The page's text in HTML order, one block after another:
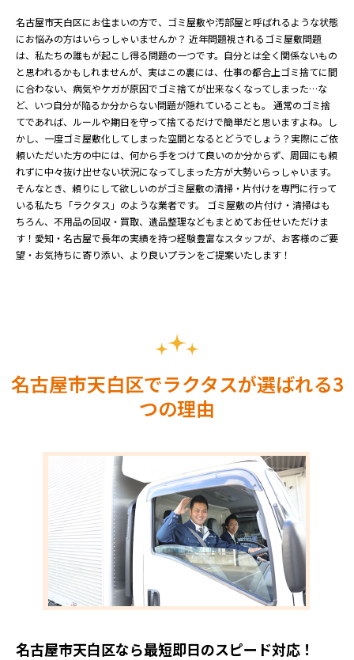
名古屋市天白区にお住まいの方で、ゴミ屋敷や汚部屋と呼ばれるような状態
にお悩みの方はいらっしゃいませんか？ 近年問題視されるゴミ屋敷問題
は、私たちの誰もが起こし得る問題の一つです。自分とは全く関係ないもの
と思われるかもしれませんが、実はこの裏には、仕事の都合上ゴミ捨てに間
に合わない、病気やケガが原因でゴミ捨てが出来なくなってしまった…な
ど、いつ自分が陥るか分からない問題が隠れていることも。 通常のゴミ捨
てであれば、ルールや期日を守って捨てるだけで簡単だと思いますよね。し
かし、一度ゴミ屋敷化してしまった空間となるとどうでしょう？実際にご依
頼いただいた方の中には、何から手をつけて良いのか分からず、周囲にも頼
れずに中々抜け出せない状況になってしまった方が大勢いらっしゃいます。
そんなとき、頼りにして欲しいのがゴミ屋敷の清掃・片付けを専門に行って
いる私たち「ラクタス」のような業者です。 ゴミ屋敷の片付け・清掃はも
ちろん、不用品の回収・買取、遺品整理などもまとめてお任せいただけま
す！愛知・名古屋で長年の実績を持つ経験豊富なスタッフが、お客様のご要
望・お気持ちに寄り添い、より良いプランをご提案いたします！
名古屋市天白区でラクタスが選ばれる3
つの理由
名古屋市天白区なら最短即日のスピード対応！